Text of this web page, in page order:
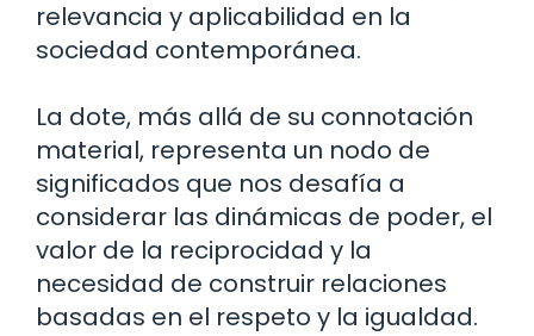
relevancia y aplicabilidad en la
sociedad contemporánea.
La dote, más allá de su connotación
material, representa un nodo de
significados que nos desafía a
considerar las dinámicas de poder, el
valor de la reciprocidad y la
necesidad de construir relaciones
basadas en el respeto y la igualdad.